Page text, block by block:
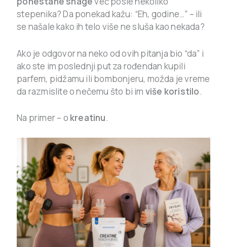
stepenika? Da ponekad kažu: “Eh, godine…” – ili
se našale kako ih telo više ne sluša kao nekada?
Ako je odgovor na neko od ovih pitanja bio “da” i
ako ste im poslednji put za rođendan kupili
parfem, pidžamu ili bombonjeru, možda je vreme
da razmislite o nečemu što bi im više koristilo.
Na primer – o kreatinu.